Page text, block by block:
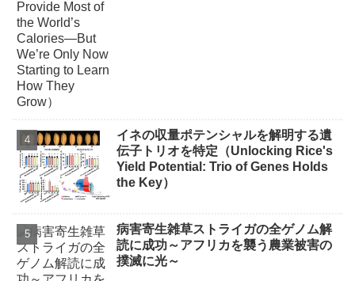
イネの収量ポテンシャルを解明する遺
伝子トリオを特定（Unlocking Rice's
Yield Potential: Trio of Genes Holds
the Key）
病害寄生雑草ストライガの全ゲノム解
読に成功～アフリカを襲う農業被害の
撲滅に光～